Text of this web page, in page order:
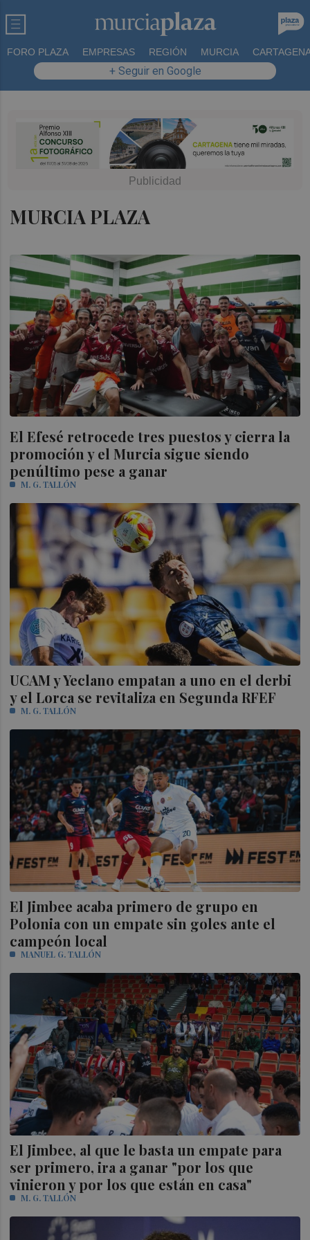
FORO PLAZA EMPRESAS REGIÓN MURCIA
+ Seguir en Google
MURCIA PLAZA
El Efesé retrocede tres puestos y cierra la
promoción y el Murcia sigue siendo
penúltimo pese a ganar
M. G. TALLÓN
UCAM y Yeclano empatan a uno en el derbi
y el Lorca se revitaliza en Segunda RFEF
M. G. TALLÓN
El Jimbee acaba primero de grupo en
Polonia con un empate sin goles ante el
campeón local
MANUEL G. TALLÓN
El Jimbee, al que le basta un empate para
ser primero, ira a ganar "por los que
vinieron y por los que están en casa"
M. G. TALLÓN